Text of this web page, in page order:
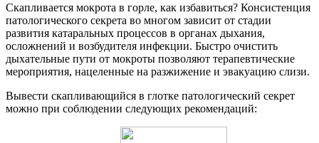
Скапливается мокрота в горле, как избавиться? Консистенция
патологического секрета во многом зависит от стадии
развития катаральных процессов в органах дыхания,
осложнений и возбудителя инфекции. Быстро очистить
дыхательные пути от мокроты позволяют терапевтические
мероприятия, нацеленные на разжижение и эвакуацию слизи.
Вывести скапливающийся в глотке патологический секрет
можно при соблюдении следующих рекомендаций: